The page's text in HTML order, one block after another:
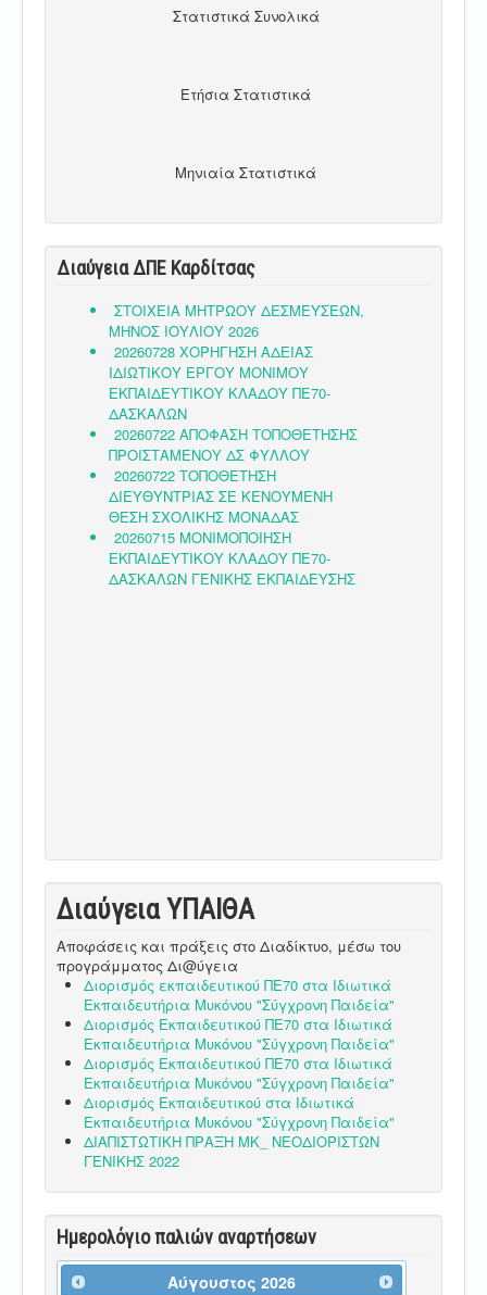
Στατιστικά Συνολικά
Ετήσια Στατιστικά
Μηνιαία Στατιστικά
Διαύγεια ΔΠΕ Καρδίτσας
Διαύγεια ΥΠΑΙΘA
Αποφάσεις και πράξεις στο Διαδίκτυο, μέσω του
προγράμματος Δι@ύγεια
Διορισμός εκπαιδευτικού ΠΕ70 στα Ιδιωτικά
Εκπαιδευτήρια Μυκόνου "Σύγχρονη Παιδεία"
Διορισμός Εκπαιδευτικού ΠΕ70 στα Ιδιωτικά
Εκπαιδευτήρια Μυκόνου "Σύγχρονη Παιδεία"
Διορισμός Εκπαιδευτικού ΠΕ70 στα Ιδιωτικά
Εκπαιδευτήρια Μυκόνου "Σύγχρονη Παιδεία"
Διορισμός Εκπαιδευτικού στα Ιδιωτικά
Εκπαιδευτήρια Μυκόνου "Σύγχρονη Παιδεία"
ΔΙΑΠΙΣΤΩΤΙΚΗ ΠΡΑΞΗ ΜΚ_ ΝΕΟΔΙΟΡΙΣΤΩΝ
ΓΕΝΙΚΗΣ 2022
Ημερολόγιο παλιών αναρτήσεων
Αύγουστος 2026